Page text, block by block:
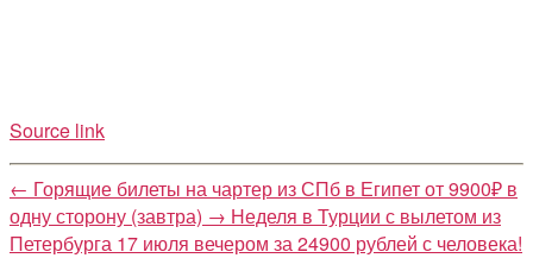
Source link
← Горящие билеты на чартер из СПб в Египет от 9900₽ в
одну сторону (завтра) → Неделя в Турции с вылетом из
Петербурга 17 июля вечером за 24900 рублей с человека!